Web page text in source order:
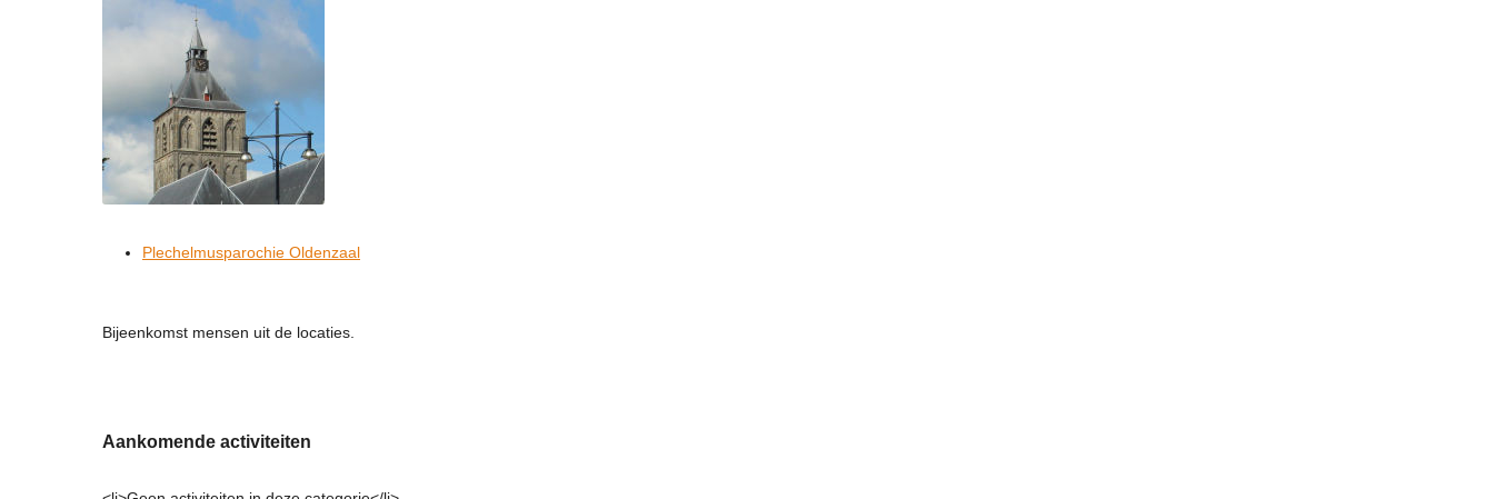
Plechelmusparochie Oldenzaal
Bijeenkomst mensen uit de locaties.
Aankomende activiteiten